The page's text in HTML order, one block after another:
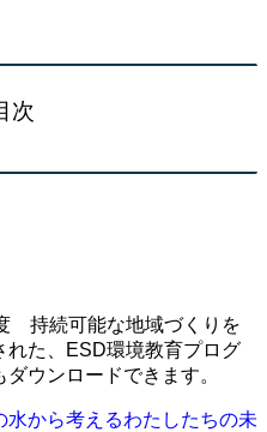
次
持続可能な地域づくりを
れた、ESD環境教育プログ
ウンロードできます。
から考えるわたしたちの未